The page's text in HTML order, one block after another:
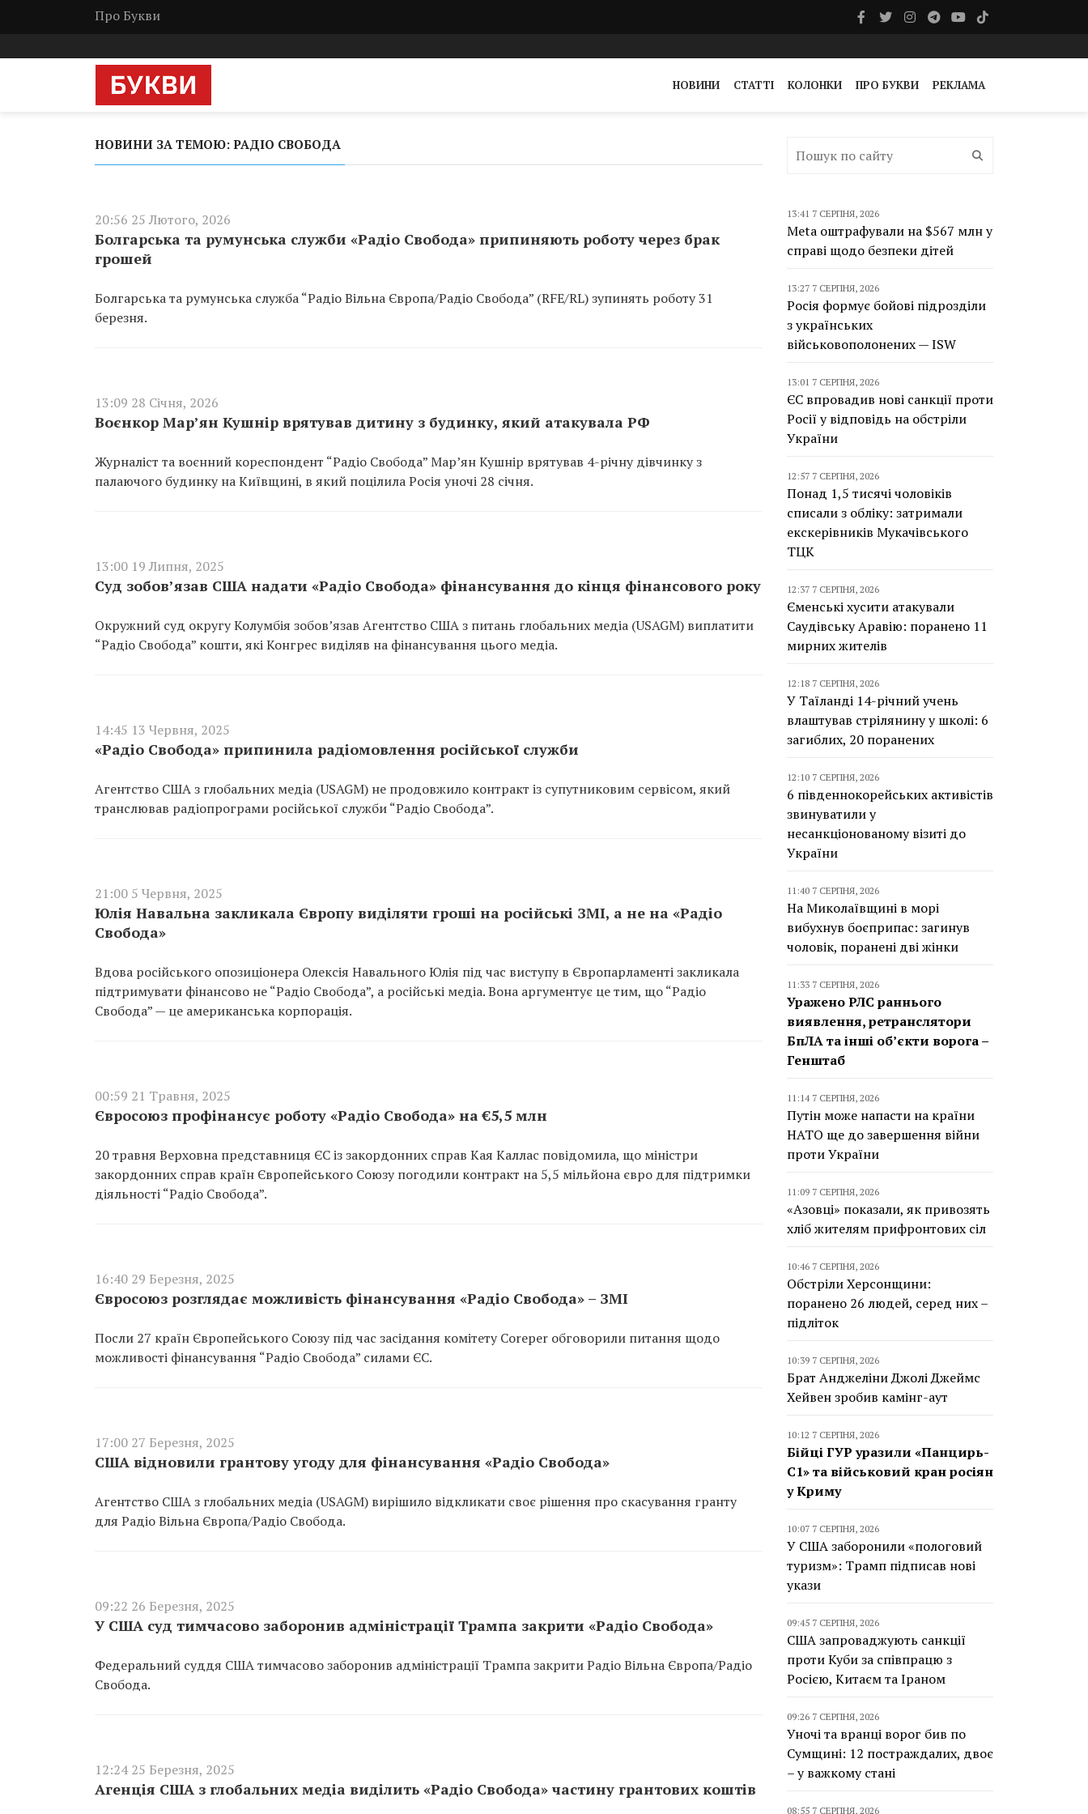
Про Букви
НОВИНИ СТАТТІ КОЛОНКИ ПРО БУКВИ РЕКЛАМА
НОВИНИ ЗА ТЕМОЮ: РАДІО СВОБОДА
20:56 25 Лютого, 2026
Болгарська та румунська служби «Радіо Свобода» припиняють роботу через брак
грошей
Болгарська та румунська служба “Радіо Вільна Європа/Радіо Свобода” (RFE/RL) зупинять роботу 31
березня.
13:09 28 Січня, 2026
Воєнкор Мар’ян Кушнір врятував дитину з будинку, який атакувала РФ
Журналіст та воєнний кореспондент “Радіо Свобода” Мар’ян Кушнір врятував 4-річну дівчинку з
палаючого будинку на Київщині, в який поцілила Росія уночі 28 січня.
13:00 19 Липня, 2025
Суд зобов’язав США надати «Радіо Свобода» фінансування до кінця фінансового року
Окружний суд округу Колумбія зобов’язав Агентство США з питань глобальних медіа (USAGM) виплатити
“Радіо Свобода” кошти, які Конгрес виділяв на фінансування цього медіа.
14:45 13 Червня, 2025
«Радіо Свобода» припинила радіомовлення російської служби
Агентство США з глобальних медіа (USAGM) не продовжило контракт із супутниковим сервісом, який
транслював радіопрограми російської служби “Радіо Свобода”.
21:00 5 Червня, 2025
Юлія Навальна закликала Європу виділяти гроші на російські ЗМІ, а не на «Радіо
Свобода»
Вдова російського опозиціонера Олексія Навального Юлія під час виступу в Європарламенті закликала
підтримувати фінансово не “Радіо Свобода”, а російські медіа. Вона аргументує це тим, що “Радіо
Свобода” — це американська корпорація.
00:59 21 Травня, 2025
Євросоюз профінансує роботу «Радіо Свобода» на €5,5 млн
20 травня Верховна представниця ЄС із закордонних справ Кая Каллас повідомила, що міністри
закордонних справ країн Європейського Союзу погодили контракт на 5,5 мільйона євро для підтримки
діяльності “Радіо Свобода”.
16:40 29 Березня, 2025
Євросоюз розглядає можливість фінансування «Радіо Свобода» – ЗМІ
Посли 27 країн Європейського Союзу під час засідання комітету Coreper обговорили питання щодо
можливості фінансування “Радіо Свобода” силами ЄС.
17:00 27 Березня, 2025
США відновили грантову угоду для фінансування «Радіо Свобода»
Агентство США з глобальних медіа (USAGM) вирішило відкликати своє рішення про скасування гранту
для Радіо Вільна Європа/Радіо Свобода.
09:22 26 Березня, 2025
У США суд тимчасово заборонив адміністрації Трампа закрити «Радіо Свобода»
Федеральний суддя США тимчасово заборонив адміністрації Трампа закрити Радіо Вільна Європа/Радіо
Свобода.
12:24 25 Березня, 2025
Агенція США з глобальних медіа виділить «Радіо Свобода» частину грантових коштів
13:41 7 СЕРПНЯ, 2026
Meta оштрафували на $567 млн у
справі щодо безпеки дітей
13:27 7 СЕРПНЯ, 2026
Росія формує бойові підрозділи
з українських
військовополонених — ISW
13:01 7 СЕРПНЯ, 2026
ЄС впровадив нові санкції проти
Росії у відповідь на обстріли
України
12:57 7 СЕРПНЯ, 2026
Понад 1,5 тисячі чоловіків
списали з обліку: затримали
екскерівників Мукачівського
ТЦК
12:37 7 СЕРПНЯ, 2026
Єменські хусити атакували
Саудівську Аравію: поранено 11
мирних жителів
12:18 7 СЕРПНЯ, 2026
У Таїланді 14-річний учень
влаштував стрілянину у школі: 6
загиблих, 20 поранених
12:10 7 СЕРПНЯ, 2026
6 південнокорейських активістів
звинуватили у
несанкціонованому візиті до
України
11:40 7 СЕРПНЯ, 2026
На Миколаївщині в морі
вибухнув боєприпас: загинув
чоловік, поранені дві жінки
11:33 7 СЕРПНЯ, 2026
Уражено РЛС раннього
виявлення, ретранслятори
БпЛА та інші об’єкти ворога –
Генштаб
11:14 7 СЕРПНЯ, 2026
Путін може напасти на країни
НАТО ще до завершення війни
проти України
11:09 7 СЕРПНЯ, 2026
«Азовці» показали, як привозять
хліб жителям прифронтових сіл
10:46 7 СЕРПНЯ, 2026
Обстріли Херсонщини:
поранено 26 людей, серед них –
підліток
10:39 7 СЕРПНЯ, 2026
Брат Анджеліни Джолі Джеймс
Хейвен зробив камінг-аут
10:12 7 СЕРПНЯ, 2026
Бійці ГУР уразили «Панцирь-
С1» та військовий кран росіян
у Криму
10:07 7 СЕРПНЯ, 2026
У США заборонили «пологовий
туризм»: Трамп підписав нові
укази
09:45 7 СЕРПНЯ, 2026
США запроваджують санкції
проти Куби за співпрацю з
Росією, Китаєм та Іраном
09:26 7 СЕРПНЯ, 2026
Уночі та вранці ворог бив по
Сумщині: 12 постраждалих, двоє
– у важкому стані
08:55 7 СЕРПНЯ, 2026